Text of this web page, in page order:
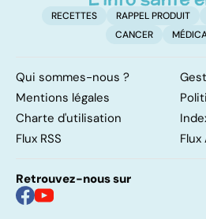
RECETTES RAPPEL PRODUIT
CANCER
Qui sommes-nous ?
Mentions légales
Charte d'utilisation
Flux RSS
Flux
Retrouvez-nous sur